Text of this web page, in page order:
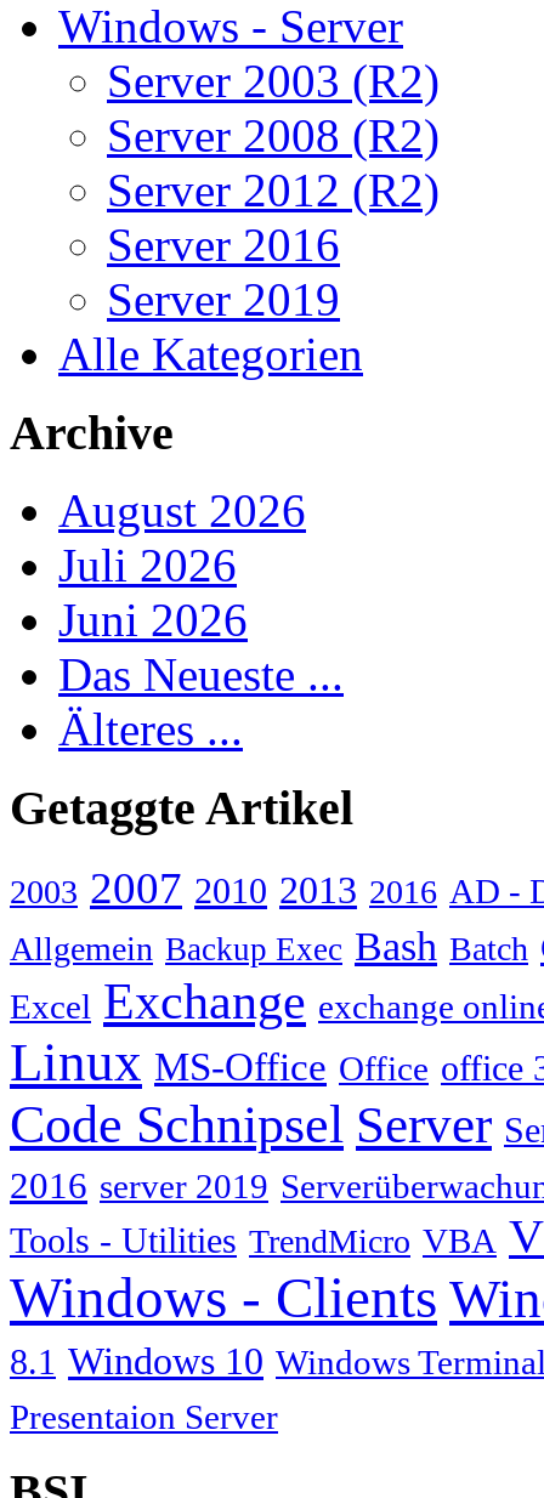
Windows - Server
Server 2003 (R2)
Server 2008 (R2)
Server 2012 (R2)
Server 2016
Server 2019
Alle Kategorien
Archive
August 2026
Juli 2026
Juni 2026
Das Neueste ...
Älteres ...
Getaggte Artikel
2003 2007 2010 2013 2016 AD -
Allgemein Backup Exec Bash Batch
Excel Exchange exchange
Linux MS-Office Office office
Code Schnipsel Server
2016 server 2019
Tools - Utilities TrendMicro VBA
Windows - Clients
8.1 Windows 10 Windows
Presentaion Server